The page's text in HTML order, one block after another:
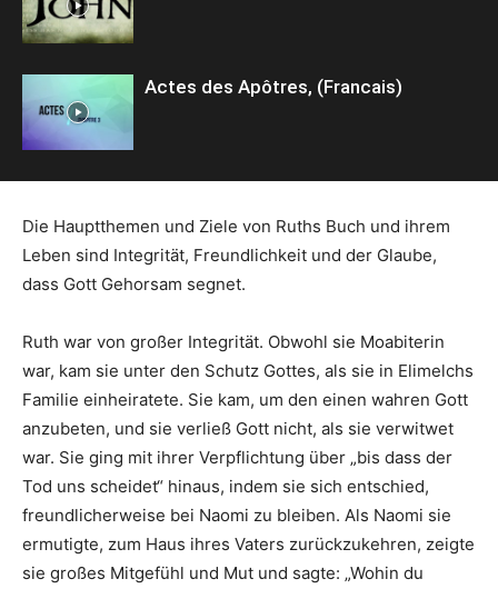
Actes des Apôtres, (Francais)
Die Hauptthemen und Ziele von Ruths Buch und ihrem
Leben sind Integrität, Freundlichkeit und der Glaube,
dass Gott Gehorsam segnet.
Ruth war von großer Integrität. Obwohl sie Moabiterin
war, kam sie unter den Schutz Gottes, als sie in Elimelchs
Familie einheiratete. Sie kam, um den einen wahren Gott
anzubeten, und sie verließ Gott nicht, als sie verwitwet
war. Sie ging mit ihrer Verpflichtung über „bis dass der
Tod uns scheidet“ hinaus, indem sie sich entschied,
freundlicherweise bei Naomi zu bleiben. Als Naomi sie
ermutigte, zum Haus ihres Vaters zurückzukehren, zeigte
sie großes Mitgefühl und Mut und sagte: „Wohin du